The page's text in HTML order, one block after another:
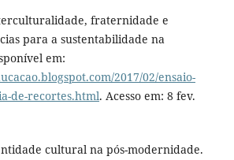
fraternidade e
para a sustentabilidade na
em:
2017/02/ensaio-
de-recortes.html. Acesso em: 8 fev.
cultural na pós-modernidade.